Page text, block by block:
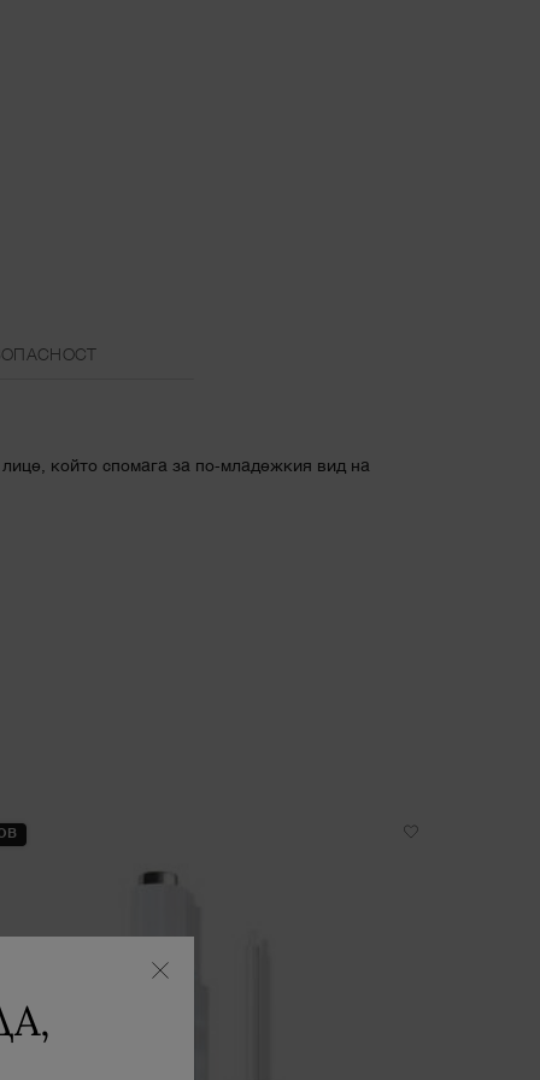
който спомага за по-младежкия вид на